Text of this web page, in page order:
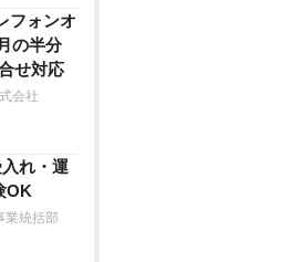
フォンオ
の半分
せ対応
会社
れ・運
OK
業統括部